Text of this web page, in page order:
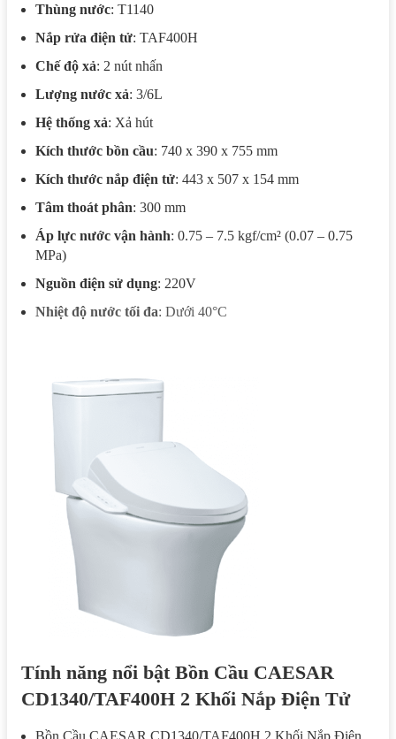
Thùng nước: T1140
Nắp rửa điện tử: TAF400H
Chế độ xả: 2 nút nhấn
Lượng nước xả: 3/6L
Hệ thống xả: Xả hút
Kích thước bồn cầu: 740 x 390 x 755 mm
Kích thước nắp điện tử: 443 x 507 x 154 mm
Tâm thoát phân: 300 mm
Áp lực nước vận hành: 0.75 – 7.5 kgf/cm² (0.07 – 0.75
MPa)
Nguồn điện sử dụng: 220V
Nhiệt độ nước tối đa: Dưới 40°C
Tính năng nổi bật Bồn Cầu CAESAR
CD1340/TAF400H 2 Khối Nắp Điện Tử